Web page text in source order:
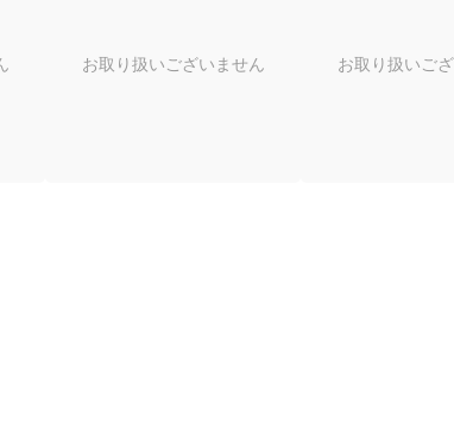
お取り扱いございません お取り扱いご